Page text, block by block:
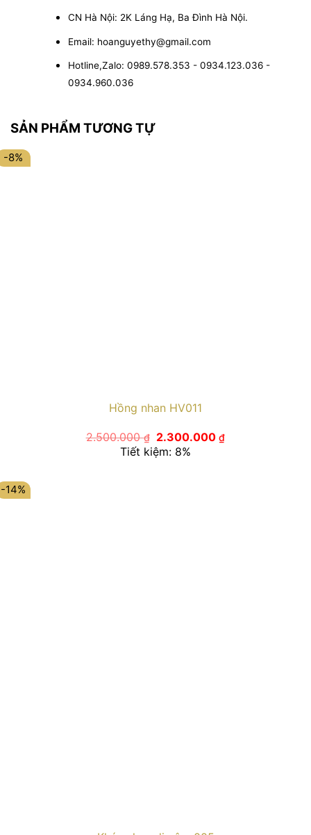
CN Hà Nội: 2K Láng Hạ, Ba Đình Hà Nội.
Email: hoanguyethy@gmail.com
Hotline,Zalo: 0989.578.353 - 0934.123.036 -
0934.960.036
SẢN PHẨM TƯƠNG TỰ
-8%
Hồng nhan HV011
2.500.000₫
Giá
gốc
là:
2.300.000₫Giá
Tiết kiệm: 8%
-14%